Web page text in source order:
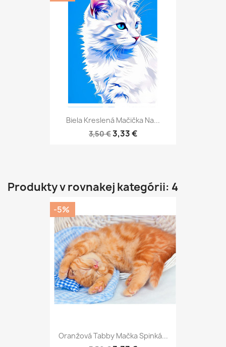
Biela Kreslená Mačička Na...
3,50 €3,33 €
Produkty v rovnakej kategórii: 4
Oranžová Tabby Mačka Spinká...
-5%